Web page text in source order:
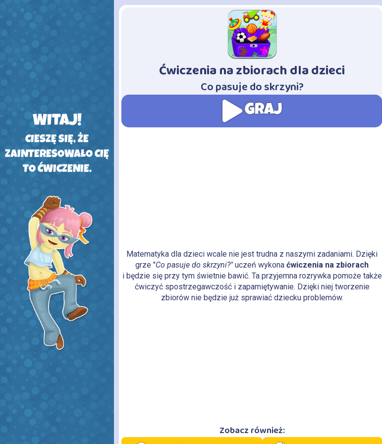
WITAJ!
CIESZĘ SIĘ, ŻE
ZAINTERESOWAŁO CIĘ
TO ĆWICZENIE.
Ćwiczenia na zbiorach dla dzieci
- Co pasuje do skrzyni?
GRAJ
Matematyka dla dzieci wcale nie jest trudna z naszymi zadaniami. Dzięki
grze "Co pasuje do skrzyni?"uczeń wykona ćwiczenia na zbiorach
i będzie się przy tym świetnie bawić. Ta przyjemna rozrywka pomoże także
ćwiczyć spostrzegawczość i zapamiętywanie. Dzięki niej tworzenie
zbiorów nie będzie już sprawiać dziecku problemów.
Zobacz również: